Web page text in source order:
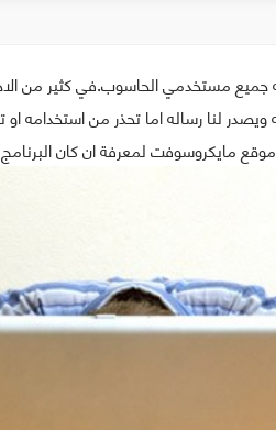
مستخدمي الحاسوب.في كثير من
لنا رساله اما تحذر من استخدامه
مايكروسوفت لمعرفة ان كان